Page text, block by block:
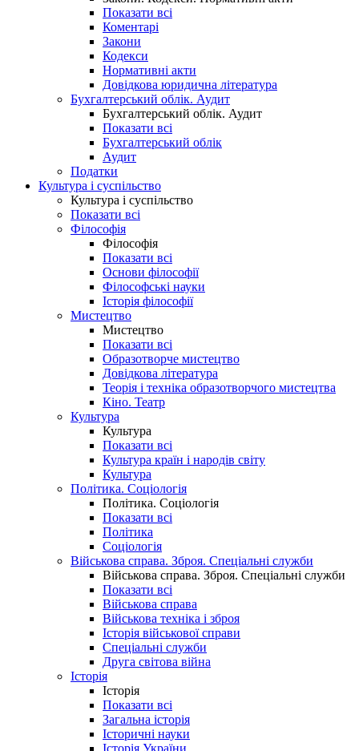
Показати всі
Коментарі
Закони
Кодекси
Нормативні акти
Довідкова юридична література
Бухгалтерський облік. Аудит
Бухгалтерський облік. Аудит
Показати всі
Бухгалтерський облік
Аудит
Податки
Культура і суспільство
Культура і суспільство
Показати всі
Філософія
Філософія
Показати всі
Основи філософії
Філософські науки
Історія філософії
Мистецтво
Мистецтво
Показати всі
Образотворче мистецтво
Довідкова література
Теорія і техніка образотворчого мистецтва
Кіно. Театр
Культура
Культура
Показати всі
Культура країн і народів світу
Культура
Політика. Соціологія
Політика. Соціологія
Показати всі
Політика
Соціологія
Військова справа. Зброя. Спеціальні служби
Військова справа. Зброя. Спеціальні служби
Показати всі
Військова справа
Військова техніка і зброя
Історія військової справи
Спеціальні служби
Друга світова війна
Історія
Історія
Показати всі
Загальна історія
Історичні науки
Історія України